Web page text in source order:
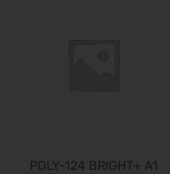
POLY-124 BRIGHT+ A1